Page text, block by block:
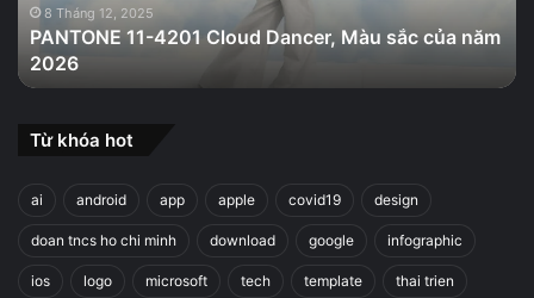
của
năm
2026
8 Tháng 12, 2025
PANTONE 11-4201 Cloud Dancer, Màu sắc của năm
2026
Từ khóa hot
ai android app apple covid19 design
doan tncs ho chi minh download google infographic
ios logo microsoft tech template thai trien